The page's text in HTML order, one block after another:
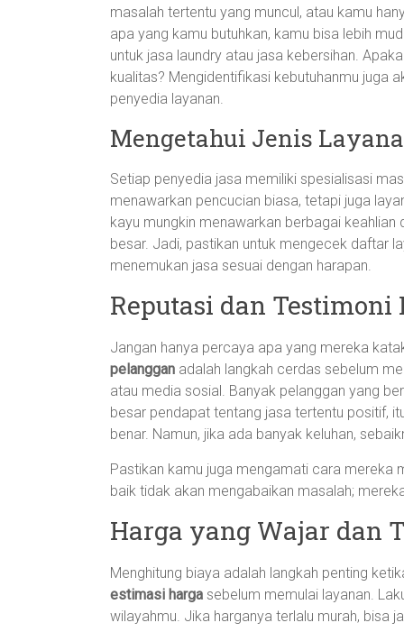
masalah tertentu yang muncul, atau kamu
apa yang kamu butuhkan, kamu bisa lebih
untuk jasa laundry atau jasa kebersihan.
kualitas? Mengidentifikasi kebutuhanmu juga
penyedia layanan.
Mengetahui Jenis
Setiap penyedia jasa memiliki spesialisasi
menawarkan pencucian biasa, tetapi juga
kayu mungkin menawarkan berbagai
besar. Jadi, pastikan untuk mengecek daftar
menemukan jasa sesuai dengan harapan.
Reputasi dan Testimoni
Jangan hanya percaya apa yang mereka
pelanggan adalah langkah cerdas sebelum
atau media sosial. Banyak pelanggan yang
besar pendapat tentang jasa tertentu positif,
benar. Namun, jika ada banyak keluhan,
Pastikan kamu juga mengamati cara mereka
baik tidak akan mengabaikan masalah;
Harga yang Wajar dan
Menghitung biaya adalah langkah penting
estimasi harga sebelum memulai layanan.
wilayahmu. Jika harganya terlalu murah, bisa